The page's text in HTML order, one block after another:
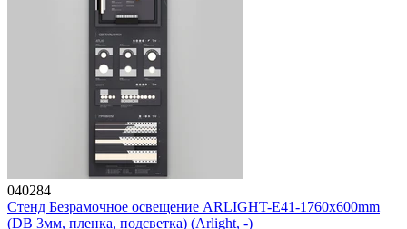
040284
Стенд Безрамочное освещение ARLIGHT-E41-1760х600mm
(DB 3мм, пленка, подсветка) (Arlight, -)